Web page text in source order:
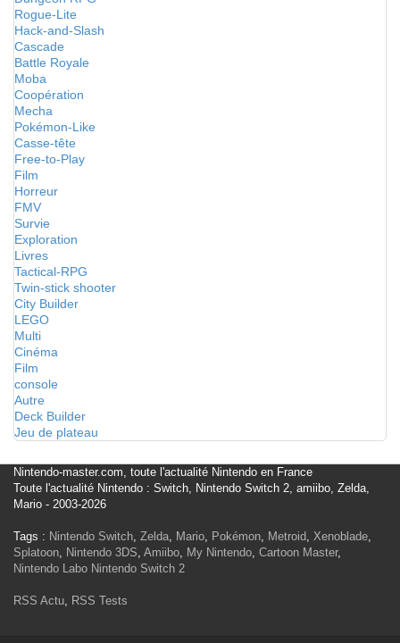
Rogue-Lite
Hack-and-Slash
Cascade
Battle Royale
Moba
Coopération
Mecha
Pokémon-Like
Casse-tête
Free-to-Play
Film
Horreur
FMV
Survie
Exploration
Livres
Tactical-RPG
Twin-stick shooter
City Builder
LEGO
Multi
Cinéma
Film
console
Autre
Deck Builder
Jeu de plateau
Nintendo-master.com, toute l'actualité Nintendo en France
Toute l'actualité Nintendo : Switch, Nintendo Switch 2, amiibo, Zelda,
Mario - 2003-2026
Tags : Nintendo Switch, Zelda, Mario, Pokémon, Metroid, Xenoblade,
Splatoon, Nintendo 3DS, Amiibo, My Nintendo, Cartoon Master,
Nintendo Labo Nintendo Switch 2
RSS Actu, RSS Tests